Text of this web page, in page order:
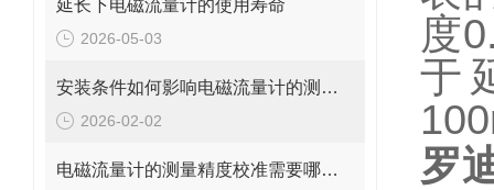
延长下电磁流量计的使用寿命
2026-05-03
安装条件如何影响电磁流量计的测量精度?
2026-02-02
电磁流量计的测量精度校准需要哪些工具和设备?
度
于
罗